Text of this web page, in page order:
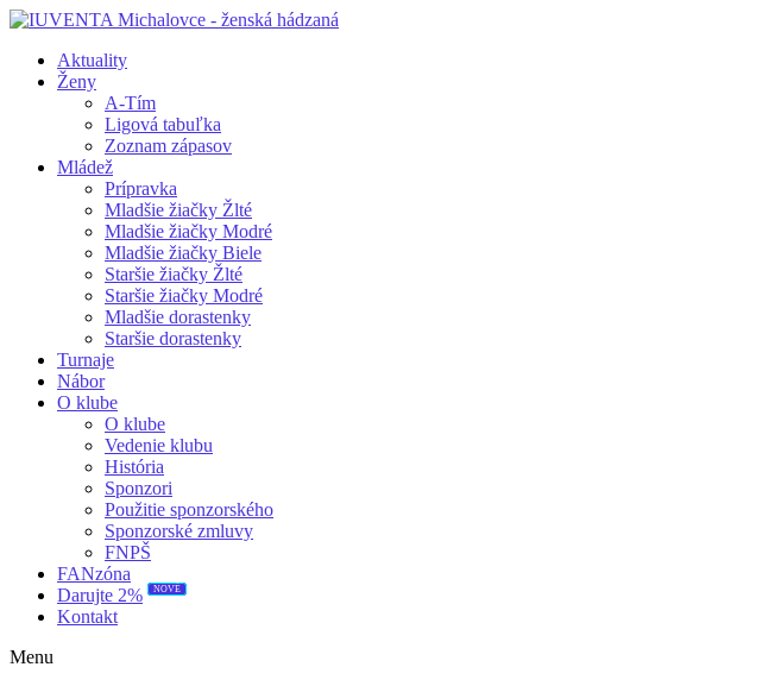
Aktuality
Ženy
A-Tím
Ligová tabuľka
Zoznam zápasov
Mládež
Prípravka
Mladšie žiačky Žlté
Mladšie žiačky Modré
Mladšie žiačky Biele
Staršie žiačky Žlté
Staršie žiačky Modré
Mladšie dorastenky
Staršie dorastenky
Turnaje
Nábor
O klube
O klube
Vedenie klubu
História
Sponzori
Použitie sponzorského
Sponzorské zmluvy
FNPŠ
FANzóna
Darujte 2%
NOVÉ
Kontakt
Menu